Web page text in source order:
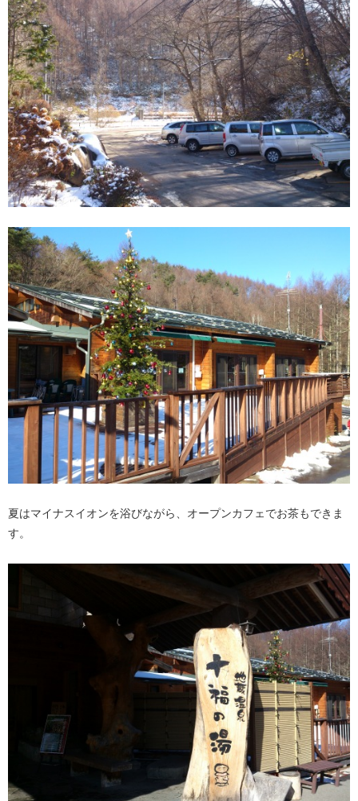
夏はマイナスイオンを浴びながら、オープンカフェでお茶もできま
す。